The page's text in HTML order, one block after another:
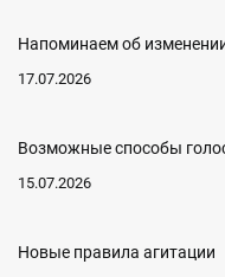
Напоминаем об
17.07.2026
Возможные способы
15.07.2026
Новые правила агитации